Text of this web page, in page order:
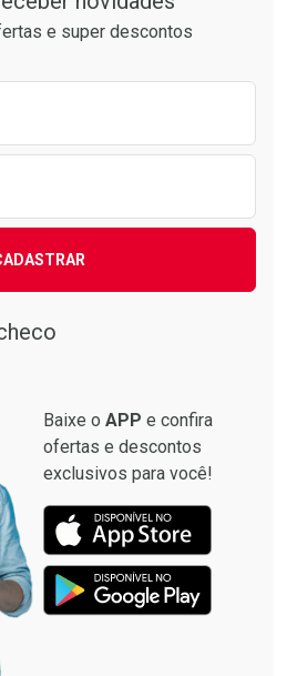
Comprar sem Desconto
Comprar sem Desconto
e super descontos
Baixe o APP e confira
ofertas e descontos
exclusivos para você!